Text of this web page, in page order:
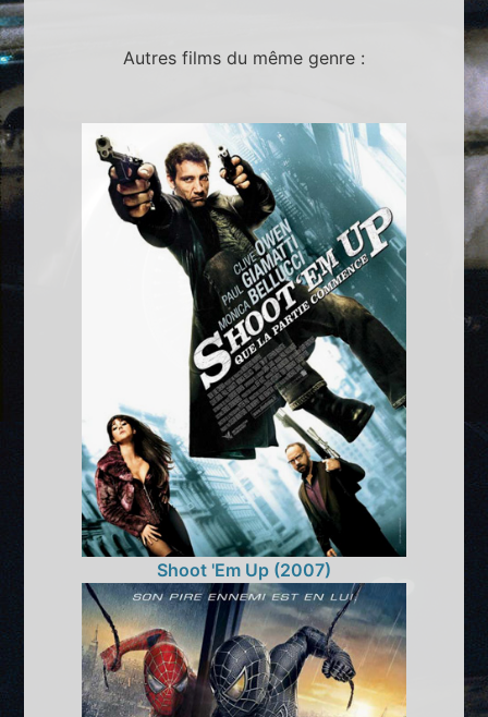
Autres films du même genre :
Shoot 'Em Up (2007)